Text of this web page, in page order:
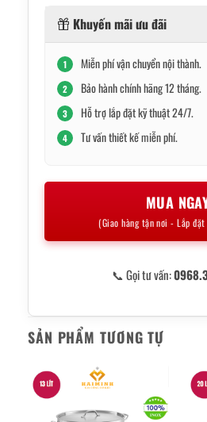
Khuyến mãi ưu đãi
1 Miễn phí vận chuyển nội thành.
2 Bảo hành chính hãng 12 tháng.
3 Hỗ trợ lắp đặt kỹ thuật 24/7.
4 Tư vấn thiết kế miễn phí.
MUA
(Giao hàng tận nơi - Lắp đặt
📞 Gọi tư vấn:
SẢN PHẨM TƯƠNG TỰ